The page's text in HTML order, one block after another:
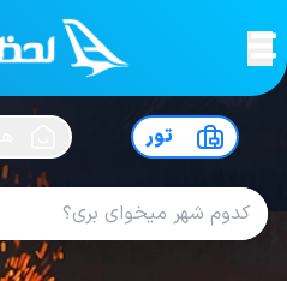
لحظه آخر
تور
تور آلانیا تابستان